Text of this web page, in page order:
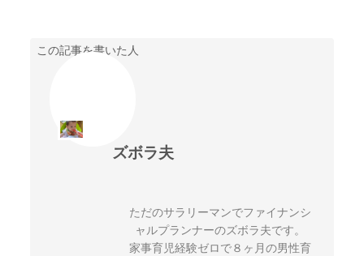
この記事を書いた人
ズボラ夫
ただのサラリーマンでファイナンシ
ャルプランナーのズボラ夫です。
家事育児経験ゼロで８ヶ月の男性育